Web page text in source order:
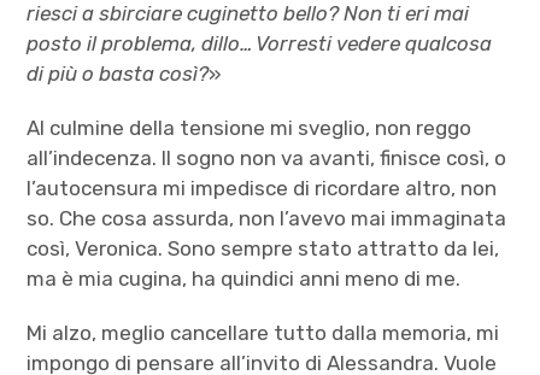
riesci a sbirciare cuginetto bello? Non ti eri mai
posto il problema, dillo… Vorresti vedere qualcosa
di più o basta così?»
Al culmine della tensione mi sveglio, non reggo
all’indecenza. Il sogno non va avanti, finisce così, o
l’autocensura mi impedisce di ricordare altro, non
so. Che cosa assurda, non l’avevo mai immaginata
così, Veronica. Sono sempre stato attratto da lei,
ma è mia cugina, ha quindici anni meno di me.
Mi alzo, meglio cancellare tutto dalla memoria, mi
impongo di pensare all’invito di Alessandra. Vuole